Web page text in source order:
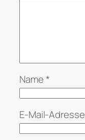
Name*
E-Mail-Adresse